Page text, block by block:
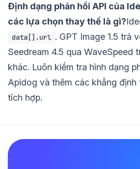
Định dạng phản hồi API của
các lựa chọn thay thế là gì?
data[].url . GPT Image 1.5 trả
Seedream 4.5 qua WaveSpeed
khác. Luôn kiểm tra hình dạng
Apidog và thêm các khẳng
tích hợp.